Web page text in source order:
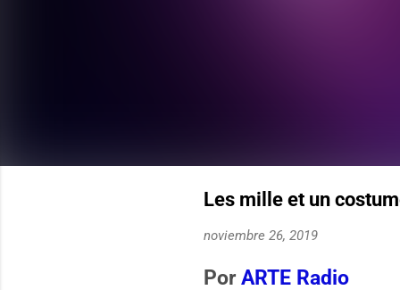
Les mille et un
noviembre 26, 2019
Por ARTE Radio